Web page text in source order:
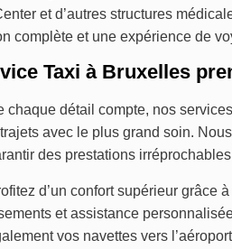
et d’autres structures
complète et une expérience de
Taxi à Bruxelles
chaque détail compte, nos
avec le plus grand soin.
des prestations
d’un confort supérieur grâce
et assistance
vos navettes vers